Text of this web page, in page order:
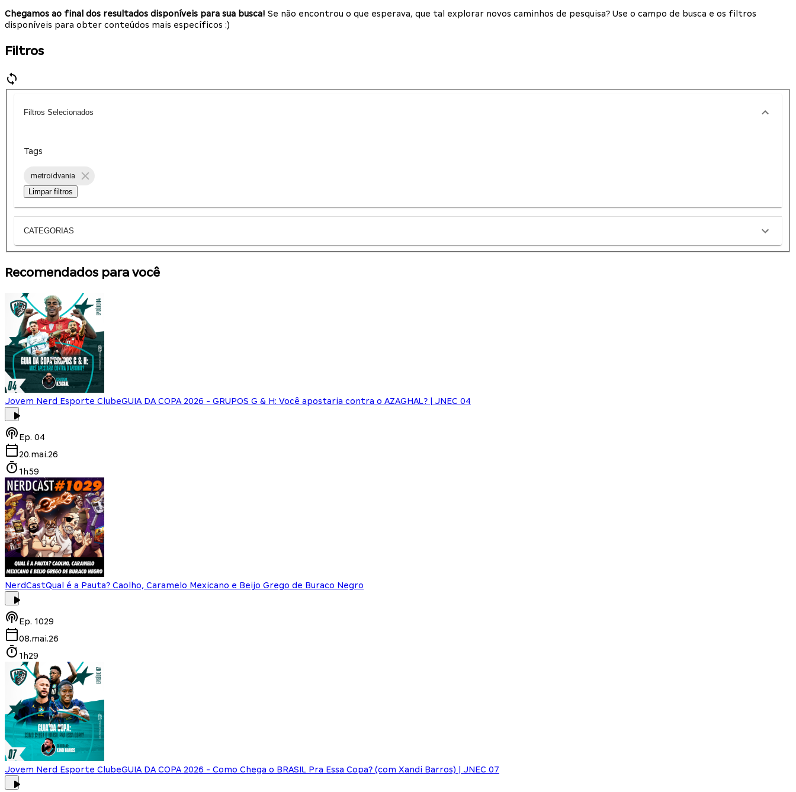
Chegamos ao final dos resultados disponíveis para sua busca! Se não encontrou o que esperava, que tal explorar novos caminhos de pesquisa? Use o campo de busca e os filtros
disponíveis para obter conteúdos mais específicos :)
Filtros
Filtros Selecionados
Tags
metroidvania
Limpar filtros
CATEGORIAS
Recomendados para você
Jovem Nerd Esporte ClubeGUIA DA COPA 2026 - GRUPOS G & H: Você apostaria contra o AZAGHAL? | JNEC 04
Ep. 04
20.mai.26
1h59
NerdCastQual é a Pauta? Caolho, Caramelo Mexicano e Beijo Grego de Buraco Negro
Ep. 1029
08.mai.26
1h29
Jovem Nerd Esporte ClubeGUIA DA COPA 2026 - Como Chega o BRASIL Pra Essa Copa? (com Xandi Barros) | JNEC 07